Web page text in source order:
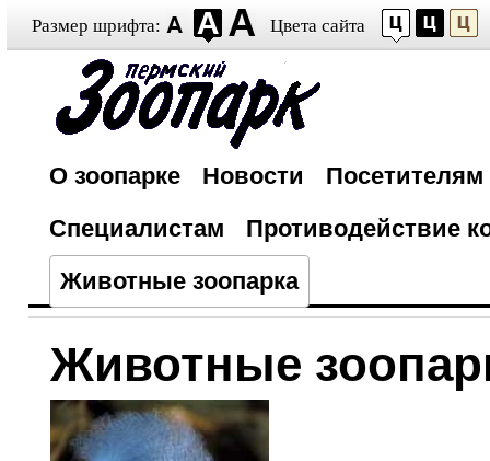
Размер шрифта: Цвета сайта
О зоопарке Новости
Посетителям
Специалистам
Противодействие
Животные зоопарка
Животные